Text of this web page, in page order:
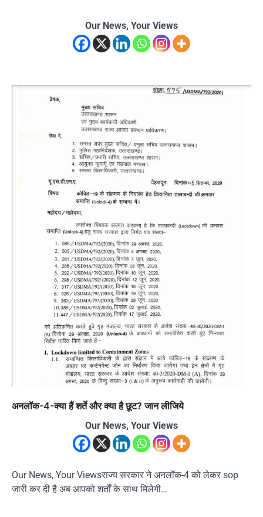
Our News, Your Views
अनलॉक-4-क्या हैं शर्ते और क्या है छूट? जान लीजिये
Our News, Your Views
Our News, Your Viewsराज्य सरकार ने अनलॉक-4 को लेकर sop
जारी कर दी है अब आपको शर्तों के साथ मिलेगी…